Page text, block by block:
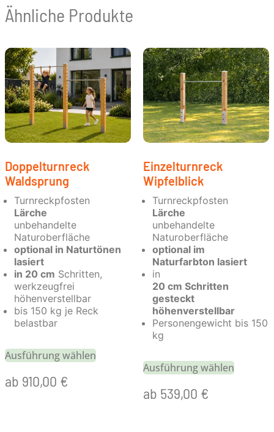
Ähnliche Produkte
Doppelturnreck
Waldsprung
Turnreckpfosten
Lärche
unbehandelte
Naturoberfläche
optional in Naturtönen
lasiert
in 20 cm Schritten,
werkzeugfrei
höhenverstellbar
bis 150 kg je Reck
belastbar
Ausführung wählen
ab 910,00 €
Einzelturnreck
Wipfelblick
Turnreckpfosten
Lärche
unbehandelte
Naturoberfläche
optional im
Naturfarbton lasiert
in
20 cm Schritten
gesteckt
höhenverstellbar
Personengewicht bis 150
kg
Ausführung wählen
ab 539,00 €